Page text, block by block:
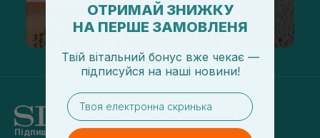
Підпишись на наші новини
ОТРИМАЙ ЗНИЖКУ
НА ПЕРШЕ ЗАМОВЛЕНЯ
Твій вітальний бонус вже чекає —
підписуйся на наші новини!
email